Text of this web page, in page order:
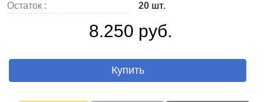
Остаток : 20 шт.
8.250 руб.
Купить